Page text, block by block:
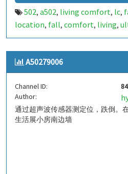
502, a502, living comfort, lc,
location, fall, comfort, living,
声波,生活,tanbir,跌倒,定位,
indoor,indoor living comfort,ilc
ilq,chid
A50279006
Channel ID:
Author:
通过超声波传感器测定位，跌倒。
生活展小房南边墙